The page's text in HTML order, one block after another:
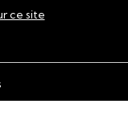
ce site